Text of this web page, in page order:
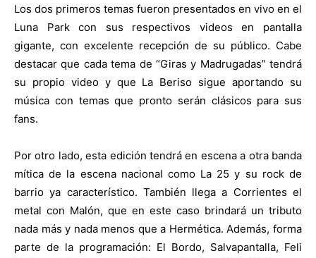
Los dos primeros temas fueron presentados en vivo en el
Luna Park con sus respectivos videos en pantalla
gigante, con excelente recepción de su público. Cabe
destacar que cada tema de “Giras y Madrugadas” tendrá
su propio video y que La Beriso sigue aportando su
música con temas que pronto serán clásicos para sus
fans.
Por otro lado, esta edición tendrá en escena a otra banda
mítica de la escena nacional como La 25 y su rock de
barrio ya característico. También llega a Corrientes el
metal con Malón, que en este caso brindará un tributo
nada más y nada menos que a Hermética. Además, forma
parte de la programación: El Bordo, Salvapantalla, Feli